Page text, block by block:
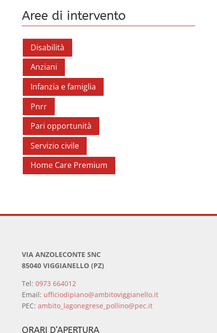
Aree di intervento
Disabilità
Anziani
Infanzia e famiglia
Pnrr
Pari opportunità
Servizio civile
Home Care Premium
VIA ANZOLECONTE SNC
85040 VIGGIANELLO (PZ)
Tel: 0973 664012
Email: ufficiodipiano@ambitoviggianello.it
PEC: ambito­_lagonegrese_pollino@pec.it
ORARI D’APERTURA